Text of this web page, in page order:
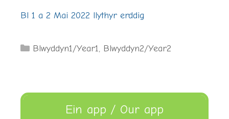
Bl 1 a 2 Mai 2022 llythyr erddig
Categories
Blwyddyn1/Year1, Blwyddyn2/Year2
Ein app / Our app